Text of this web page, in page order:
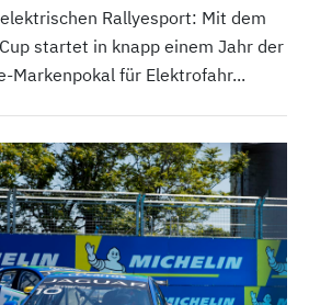
Rallyesport: Mit dem
startet in knapp einem Jahr der
Markenpokal für Elektrofahr...